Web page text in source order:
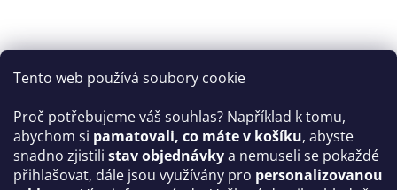
Tento web používá soubory cookie
Proč potřebujeme váš souhlas? Například k tomu,
abychom si pamatovali, co máte v košíku, abyste
snadno zjistili stav objednávkya nemuseli se pokaždé
přihlašovat, dále jsou využívány pro personalizovanou
Sledovat na Instagramu